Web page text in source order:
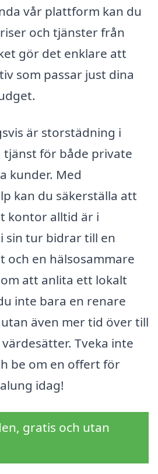
vår plattform kan du
och tjänster från
gör det enklare att
som passar just dina
är storstädning i
tjänst för både private
kunder. Med
kan du säkerställa att
kontor alltid är i
sin tur bidrar till en
och en hälsosammare
att anlita ett lokalt
inte bara en renare
även mer tid över till
Tveka inte
be om en offert för
idag!
gratis och utan